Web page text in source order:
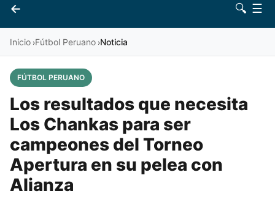
←
Vives 🔍 ☰
Inicio ›Fútbol Peruano ›Noticia
FÚTBOL PERUANO
Los resultados que necesita
Los Chankas para ser
campeones del Torneo
Apertura en su pelea con
Alianza